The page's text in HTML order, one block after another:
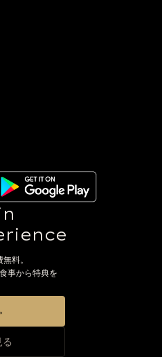
料。
事から特典を